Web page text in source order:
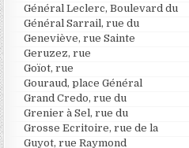
Général Leclerc, Boulevard du
Général Sarrail, rue du
Geneviève, rue Sainte
Geruzez, rue
Goïot, rue
Gouraud, place Général
Grand Credo, rue du
Grenier à Sel, rue du
Grosse Ecritoire, rue de la
Guyot, rue Raymond